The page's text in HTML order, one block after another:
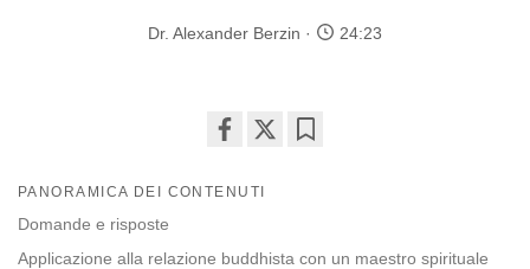
Dr. Alexander Berzin 24:23
on
PANORAMICA DEI CONTENUTI
Domande e risposte
Applicazione alla relazione buddhista con un maestro spirituale